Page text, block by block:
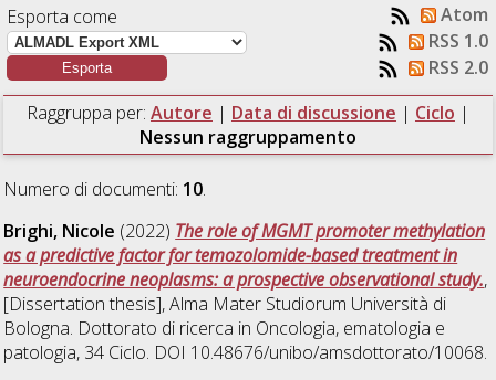
Esporta come
Atom
RSS 1.0
RSS 2.0
Raggruppa per: Autore | Data di discussione | Ciclo |
Nessun raggruppamento
Numero di documenti: 10.
Brighi, Nicole (2022) The role of MGMT promoter methylation
as a predictive factor for temozolomide-based treatment in
neuroendocrine neoplasms: a prospective observational study.,
[Dissertation thesis], Alma Mater Studiorum Università di
Bologna. Dottorato di ricerca in Oncologia, ematologia e
patologia, 34 Ciclo. DOI 10.48676/unibo/amsdottorato/10068.